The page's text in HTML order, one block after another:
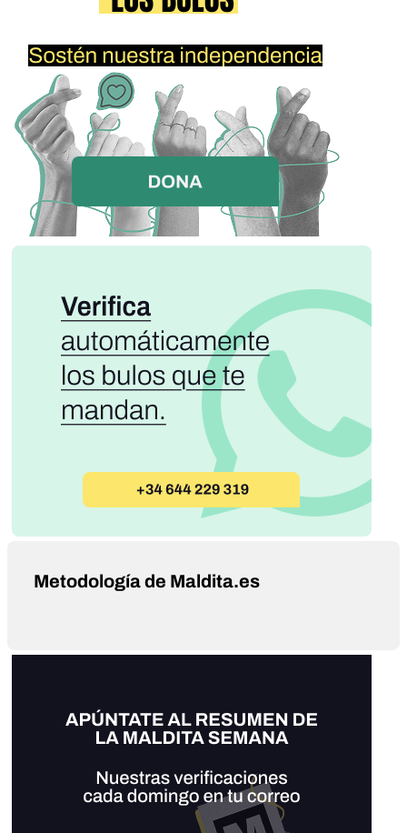
Metodología de Maldita.es